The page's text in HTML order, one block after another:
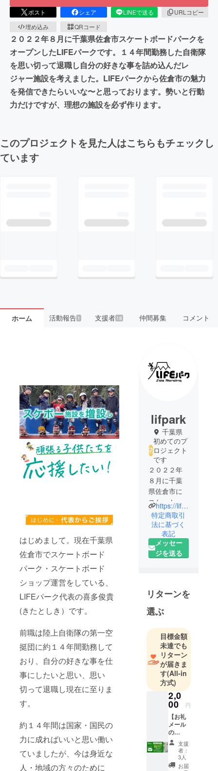
ポスト シェア LINEで送る
URLコピー
埋め込み
QRコード
２０２２年８月に千葉県佐倉市スケートボードパークを
オープンしたLIFEパークです。１４年間勤務した自衛隊
を思い切って退職し自分の好きな事を詰め込んだレ
ジャー施設を考えました。LIFEパークから佐倉市の魅力
を発信できたらいいな〜と思っております。勢いと行動
力だけですが、理想の施設を必ず作ります。
このプロジェクトを見た人はこちらもチェックし
ています
ホーム 活動報告1 支援者 18 仲間募集 コメント
はじめまして。現在千葉県
佐倉市でスケートボード
パーク・スケートボード
ショップ運営をしている、
LIFEパーク代表の喜多俊貴
(きたとしき）です。
前職は陸上自衛隊の第一空
挺団に約１４年間勤務して
おり、自分の好きな事を仕
事にしたいと思い、思い
切って退職し現在に至りま
す。
約１４年間は国家・国民の
力に成ればいいと思い働い
ていましたが、今は身近な
人・地域の方々のために
lifpark
千葉県
初めてのプ
ロジェクト
です
２０２２年
８月に千葉
県佐倉市に
スケート
ボードパー
クをオープ
ン！
https://lifepark-sakura.com/
特定商取引
法に基づく
表記
メッセー
ジを送る
リターンを
選ぶ
目標金額
未達でも
リターン
が届きま
す(All-in
方式)
2,0
00 円
【お礼
メール
の
み】
金額
２，０
支援
者：
3人
お届